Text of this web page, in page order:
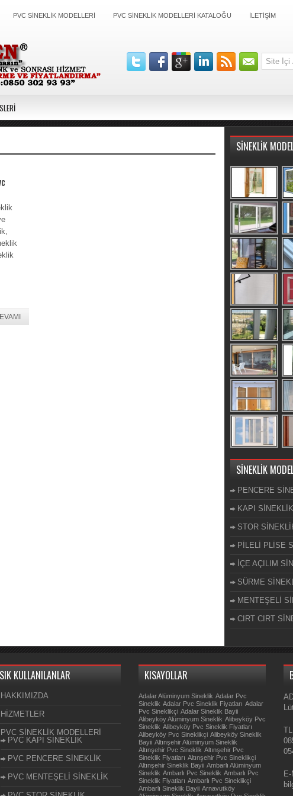
PVC SİNEKLİK MODELLERİ PVC SİNEKLİK MODELLERİ KATALOĞU İLETİŞİM
SİNEKLİK
SİNEKLİK
PENCERE
KAPI SİNEKLİK
STOR
PİLELİ PLİSE
İÇE AÇILIM
SÜRME
MENTEŞELİ
CIRT CIRT
SIK KULLANILANLAR
HAKKIMIZDA
HİZMETLER
PVC SİNEKLİK MODELLERİ
PVC KAPI SİNEKLİK
PVC PENCERE SİNEKLİK
PVC MENTEŞELİ SİNEKLİK
KISAYOLLAR
Adalar Alüminyum Sineklik Adalar Pvc
Sineklik Adalar Pvc Sineklik Fiyatları Adalar
Pvc Sineklikçi Adalar Sineklik Bayii
Alibeyköy Alüminyum Sineklik Alibeyköy Pvc
Sineklik Alibeyköy Pvc Sineklik Fiyatları
Alibeyköy Pvc Sineklikçi Alibeyköy Sineklik
Bayii Altınşehir Alüminyum Sineklik
Altınşehir Pvc Sineklik Altınşehir Pvc
Sineklik Fiyatları Altınşehir Pvc Sineklikçi
Altınşehir Sineklik Bayii Ambarlı Alüminyum
Sineklik Ambarlı Pvc Sineklik Ambarlı Pvc
Sineklik Fiyatları Ambarlı Pvc Sineklikçi
Ambarlı Sineklik Bayii Arnavutköy
E-